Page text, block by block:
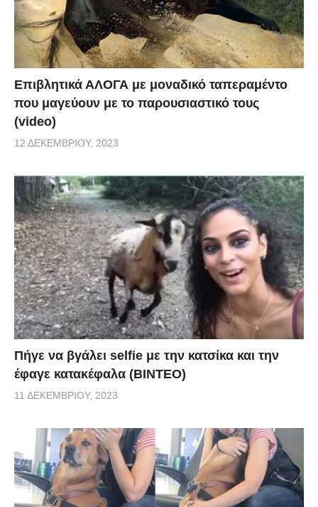
Επιβλητικά ΑΛΟΓΑ με μοναδικό ταπεραμέντο
που μαγεύουν με το παρουσιαστικό τους
(video)
12 ΔΕΚΕΜΒΡΊΟΥ, 2023
Πήγε να βγάλει selfie με την κατσίκα και την
έφαγε κατακέφαλα (ΒΙΝΤΕΟ)
11 ΔΕΚΕΜΒΡΊΟΥ, 2023